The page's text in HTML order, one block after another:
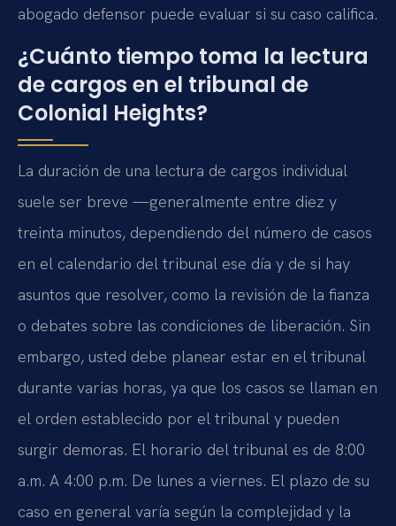
abogado defensor puede evaluar si su caso califica.
¿Cuánto tiempo toma la lectura
de cargos en el tribunal de
Colonial Heights?
La duración de una lectura de cargos individual
suele ser breve —generalmente entre diez y
treinta minutos, dependiendo del número de casos
en el calendario del tribunal ese día y de si hay
asuntos que resolver, como la revisión de la fianza
o debates sobre las condiciones de liberación. Sin
embargo, usted debe planear estar en el tribunal
durante varias horas, ya que los casos se llaman en
el orden establecido por el tribunal y pueden
surgir demoras. El horario del tribunal es de 8:00
a.m. A 4:00 p.m. De lunes a viernes. El plazo de su
caso en general varía según la complejidad y la